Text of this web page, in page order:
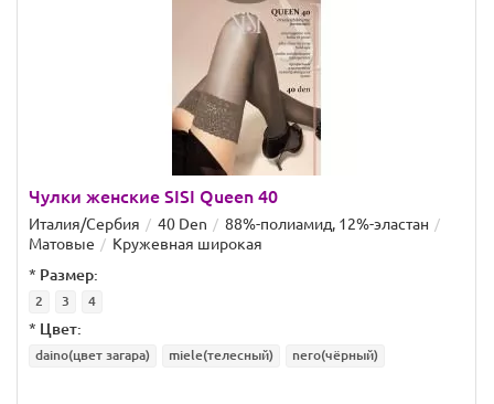
Чулки женские SISI Queen 40
Италия/Сербия 40 Den
88%-полиамид, 12%-эластан
Матовые
Кружевная широкая
* Размер:
2 3 4
* Цвет:
daino(цвет загара) miele(телесный) nero(чёрный)